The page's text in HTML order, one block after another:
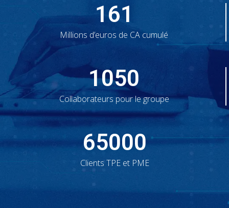
161
Millions d’euros de CA cumulé
1050
Collaborateurs pour le groupe
65000
Clients TPE et PME